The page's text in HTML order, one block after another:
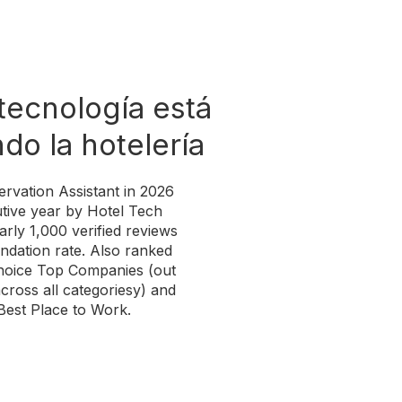
está
la hotelería
Assistant in 2026
year by Hotel Tech
1,000 verified reviews
rate. Also ranked
Top Companies (out
all categoriesy) and
Place to Work.